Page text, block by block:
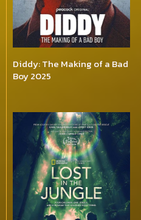
Diddy: The Making of a Bad
Boy 2025